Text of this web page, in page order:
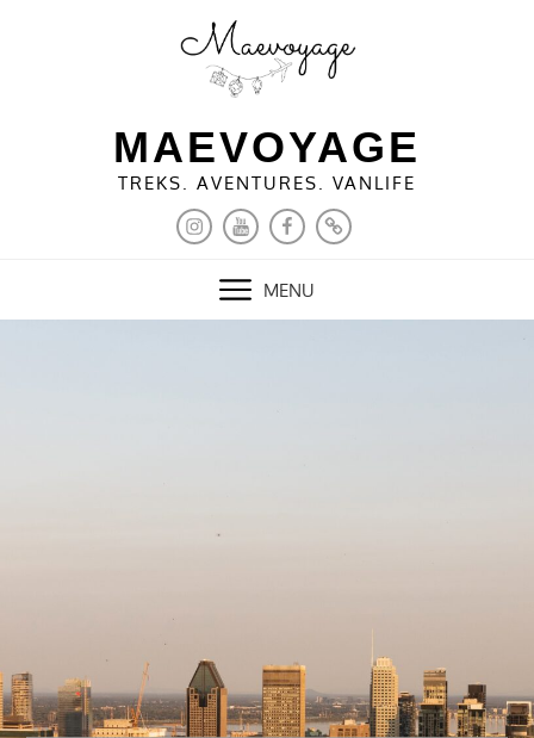
MAEVOYAGE
TREKS. AVENTURES. VANLIFE
INSTAGRAM
YOUTUBEFACEBOOKPINTEREST
MENU